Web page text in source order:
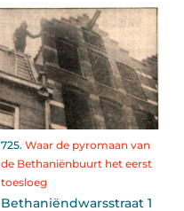
725. Waar de pyromaan van
de Bethaniënbuurt het eerst
toesloeg
Bethaniëndwarsstraat 1